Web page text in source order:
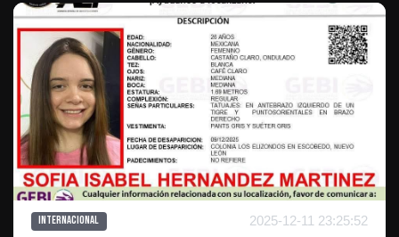
Internacional 2025-12-11 23:25:52